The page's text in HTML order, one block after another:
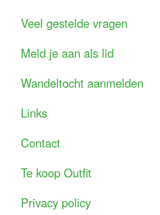
Veel gestelde vragen
Meld je aan als lid
Wandeltocht aanmelden
Links
Contact
Te koop Outfit
Privacy policy